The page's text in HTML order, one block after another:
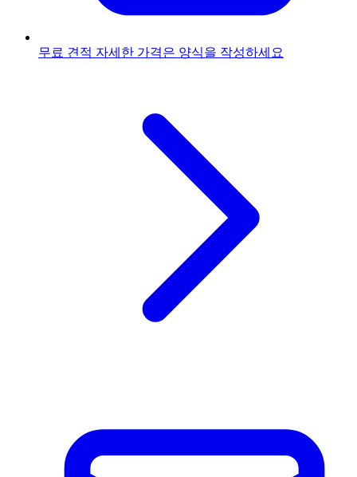
무료 견적 자세한 가격은 양식을 작성하세요